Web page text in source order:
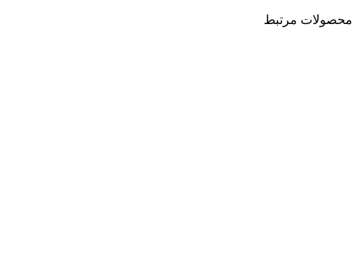
محصولات مرتبط